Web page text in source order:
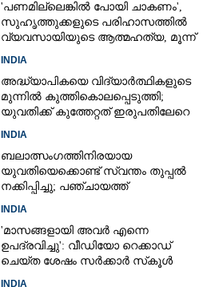
'പണമില്ലെങ്കിൽ പോയി ചാകണം',
സുഹൃത്തുക്കളുടെ പരിഹാസത്തിൽ
വ്യവസായിയുടെ ആത്മഹത്യ, മൂന്ന്
INDIA
അദ്ധ്യാപികയെ വിദ്യാർത്ഥികളുടെ
മുന്നിൽ കുത്തികൊലപ്പെടുത്തി;
യുവതിക്ക് കുത്തേറ്റത് ഇരുപതിലേറെ
INDIA
ബലാത്സംഗത്തിനിരയായ
യുവതിയെക്കൊണ്ട് സ്വന്തം തുപ്പൽ
നക്കിപ്പിച്ചു; പഞ്ചായത്ത്
INDIA
'മാസങ്ങളായി അവർ എന്നെ
ഉപദ്രവിച്ചു': വീഡിയോ റെക്കാഡ്
ചെയ്ത ശേഷം സർക്കാർ സ്‌കൂൾ
INDIA
Share this link